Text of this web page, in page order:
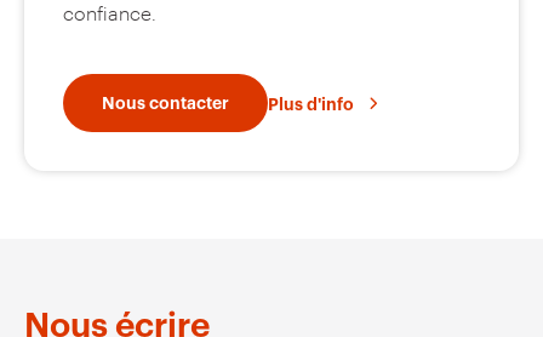
confiance.
Nous contacter Plus d'info
Nous écrire